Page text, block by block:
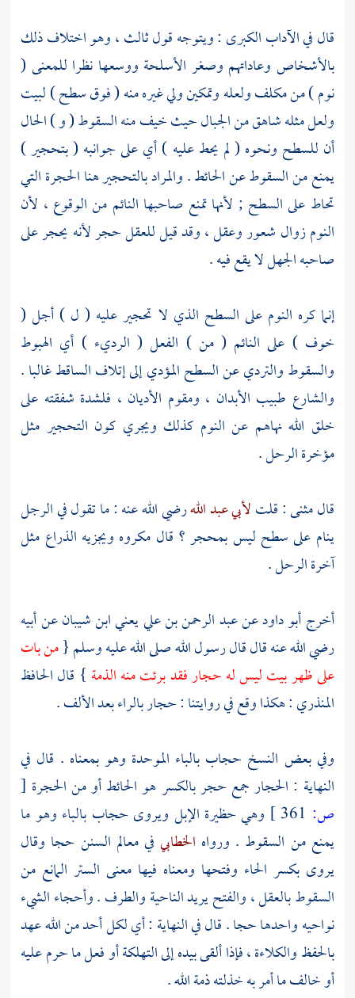
قال في الآداب الكبرى : ويتوجه قول ثالث ، وهو اختلاف ذلك
بالأشخاص وعاداتهم وصغر الأسلحة ووسعها نظرا للمعنى (
نوم ) من مكلف ولعله وتمكين ولي غيره منه ( فوق سطح ) لبيت
ولعل مثله شاهق من الجبال حيث خيف منه السقوط ( و ) الحال
أن للسطح ونحوه ( لم يحط عليه ) أي على جوانبه ( بتحجير )
يمنع من السقوط عن الحائط . والمراد بالتحجير هنا الحجرة التي
تحاط على السطح ; لأنها تمنع صاحبها النائم من الوقوع ، لأن
النوم زوال شعور وعقل ، وقد قيل للعقل حجر لأنه يحجر على
صاحبه الجهل لا يقع فيه .
إنما كره النوم على السطح الذي لا تحجير عليه ( ل ) أجل (
خوف ) على النائم ( من ) الفعل ( الرديء ) أي الهبوط
والسقوط والتردي عن السطح المؤدي إلى إتلاف الساقط غالبا .
والشارع طبيب الأبدان ، ومقوم الأديان ، فلشدة شفقته على
خلق الله نهاهم عن النوم كذلك ويجري كون التحجير مثل
مؤخرة الرحل .
قال مثنى : قلتلأبي عبد اللهرضي الله عنه : ما تقول في الرجل
ينام على سطح ليس بمحجر ؟ قال مكروه ويجزيه الذراع مثل
آخرة الرحل .
أخرجأبو داودعنعبد الرحمن بن علييعنيابن شيبانعن أبيه
رضي الله عنه قال قال رسول الله صلى الله عليه وسلم {من بات
على ظهر بيت ليس له حجار فقد برئت منه الذمة } قالالحافظ
المنذري: هكذا وقع في روايتنا : حجار بالراء بعد الألف .
وفي بعض النسخ حجاب بالباء الموحدة وهو بمعناه . قال في
النهاية : الحجار جمع حجر بالكسر هو الحائط أو من الحجرة [
ص:
وهي حظيرة الإبل ويروى حجاب بالباء وهو ما
يمنع من السقوط . ورواه الخطابي في معالم السنن حجا وقال
يروى بكسر الحاء وفتحها ومعناه فيها معنى الستر المانع من
السقوط بالعقل ، والفتح يريد الناحية والطرف . وأحجاء الشيء
نواحيه واحدها حجا . قال في النهاية : أي لكل أحد من الله عهد
بالحفظ والكلاءة ، فإذا ألقى بيده إلى التهلكة أو فعل ما حرم عليه
أو خالف ما أمر به خذلته ذمة الله .